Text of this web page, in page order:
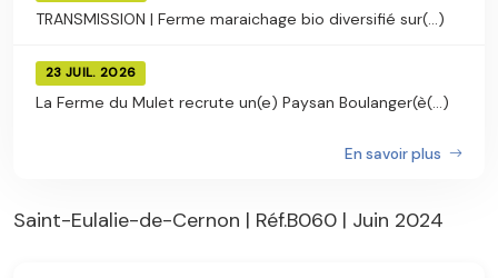
TRANSMISSION | Ferme maraichage bio diversifié sur(...)
23 JUIL. 2026
La Ferme du Mulet recrute un(e) Paysan Boulanger(è(...)
En savoir plus
Saint-Eulalie-de-Cernon | Réf.B060 | Juin 2024